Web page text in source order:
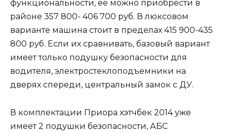
функциональности, ее можно приобрести в
районе 357 800- 406 700 руб. В люксовом
варианте машина стоит в пределах 415 900-435
800 руб. Если их сравнивать, базовый вариант
имеет только подушку безопасности для
водителя, электростеклоподъемники на
дверях спереди, центральный замок с ДУ.
В комплектации Приора хэтчбек 2014 уже
имеет 2 подушки безопасности, АБС